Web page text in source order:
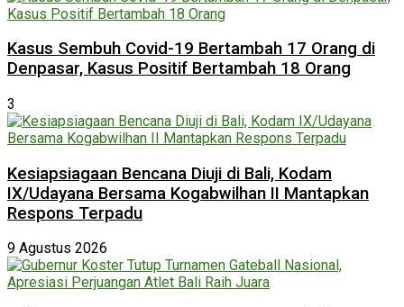
Kasus Sembuh Covid-19 Bertambah 17 Orang di
Denpasar, Kasus Positif Bertambah 18 Orang
3
Kesiapsiagaan Bencana Diuji di Bali, Kodam
IX/Udayana Bersama Kogabwilhan II Mantapkan
Respons Terpadu
9 Agustus 2026